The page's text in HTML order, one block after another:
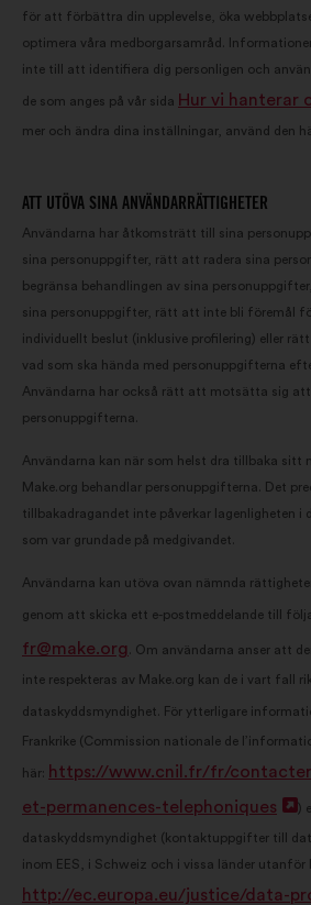
för att förbättra din upplevelse, öka
optimera våra medborgarsamråd.
inte till att identifiera dig personligen och
de som anges på vår sida Hur vi hanterar
mer och ändra dina inställningar, använd den
ATT UTÖVA SINA ANVÄNDARRÄTTIGHETER
Användarna har åtkomsträtt till sina
sina personuppgifter, rätt att radera sina
begränsa behandlingen av sina
sina personuppgifter, rätt att inte bli föremål
individuellt beslut (inklusive profilering) eller
vad som ska hända med personuppgifterna
Användarna har också rätt att motsätta sig att
personuppgifterna.
Användarna kan när som helst dra tillbaka sitt
Make.org behandlar personuppgifterna. Det
tillbakadragandet inte påverkar lagenligheten i
som var grundade på medgivandet.
Användarna kan utöva ovan nämnda
genom att skicka ett e-postmeddelande till
fr@make.org
. Om användarna anser att
inte respekteras av Make.org kan de i vart fall
dataskyddsmyndighet. För ytterligare
Frankrike (Commission nationale de
här: https://www.cnil.fr/fr/
et-permanences-telephoniques
i
)
dataskyddsmyndighet (kontaktuppgifter till
inom EES, i Schweiz och i vissa länder utanför
http://ec.europa.eu/justice/data-